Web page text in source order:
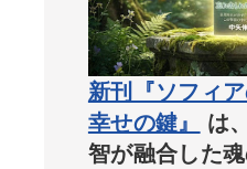
新刊『ソフィ
幸せの鍵』
は
智が融合した